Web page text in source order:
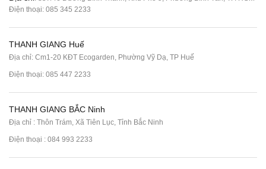
Điện thoại: 085 345 2233
THANH GIANG Huế
Địa chỉ: Cm1-20 KĐT Ecogarden, Phường Vỹ Dạ, TP Huế
Điện thoại: 085 447 2233
THANH GIANG BẮC Ninh
Địa chỉ : Thôn Trám, Xã Tiên Lục, Tỉnh Bắc Ninh
Điện thoại : 084 993 2233